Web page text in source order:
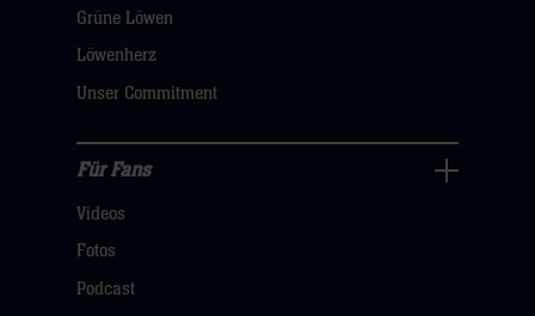
öffnen,
dann
hier
Grüne Löwen
Löwenherz
Unser Commitment
Fans
Navigation
öffnen,
Für Fans
Videos
Fotos
Podcast